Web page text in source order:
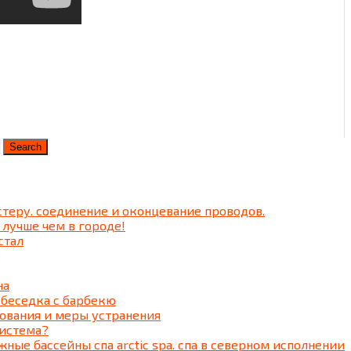
соединение и оконцевание проводов.
чем в городе!
c барбекю
и меры устранения
бассейны спа arctic spa. спа в северном исполнении